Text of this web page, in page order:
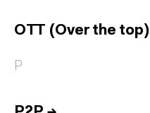
OTT (Over the top)
P